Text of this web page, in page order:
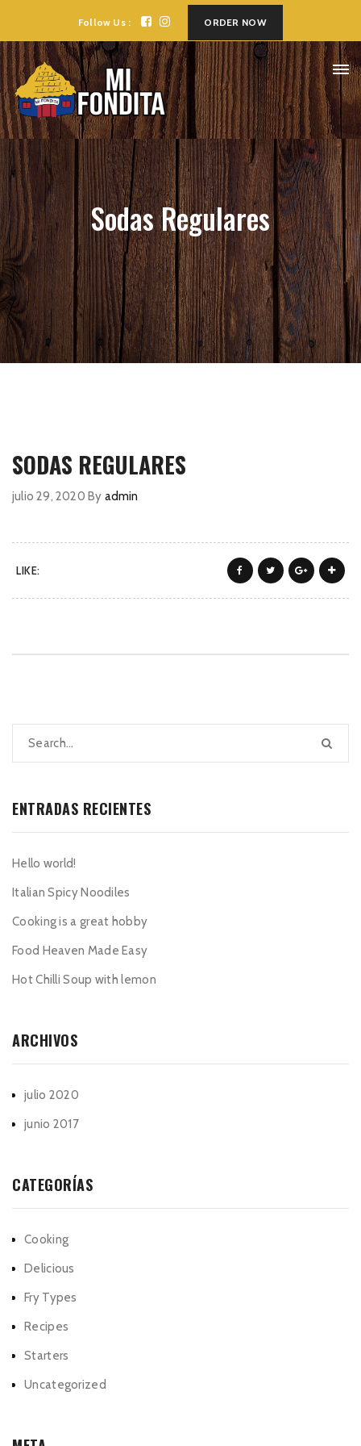
Follow Us : ORDER NOW
Sodas Regulares
SODAS REGULARES
julio 29, 2020 By admin
LIKE:
ENTRADAS RECIENTES
Hello world!
Italian Spicy Noodiles
Cooking is a great hobby
Food Heaven Made Easy
Hot Chilli Soup with lemon
ARCHIVOS
julio 2020
junio 2017
CATEGORÍAS
Cooking
Delicious
Fry Types
Recipes
Starters
Uncategorized